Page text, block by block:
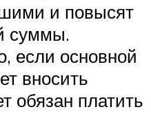
и повысят
суммы.
если основной
вносить
обязан платить